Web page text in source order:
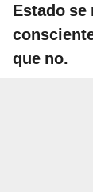
Estado se
que no.